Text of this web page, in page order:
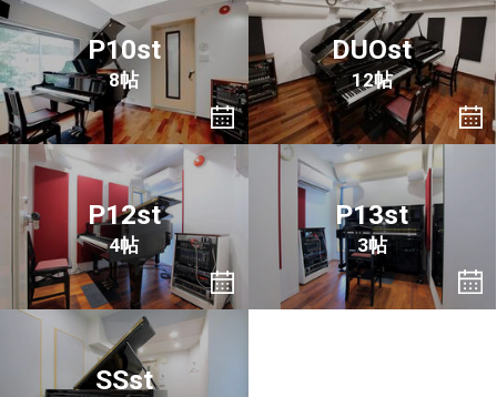
P10st
8帖
DUOst
12帖
P12st
4帖
P13st
3帖
SSst